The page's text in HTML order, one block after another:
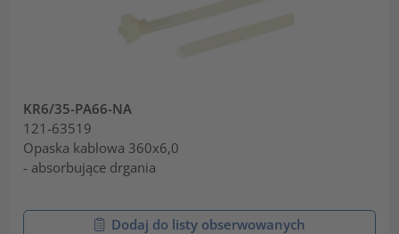
KR6/35-PA66-NA
121-63519
Opaska kablowa 360x6,0
- absorbujące drgania
Dodaj do listy obserwowanych